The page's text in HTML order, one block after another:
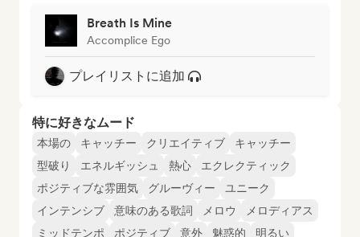
Breath Is Mine
Accomplice Ego
プレイリストに追加
特に好きなムード
本場の キャッチー クリエイティブ
キャッチー
型破り
エネルギッシュ 熱心
エクレクティック
ポジティブな雰囲気
グルーヴィー
ユニーク
インテンシブ
意味のある歌詞 メロウ
メロディアス
ミッドテンポ
ポジティブ 意外 魅惑的 明るい